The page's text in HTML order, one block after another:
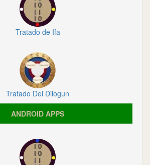
Tratado de Ifa
Tratado Del Dilogun
ANDROID APPS